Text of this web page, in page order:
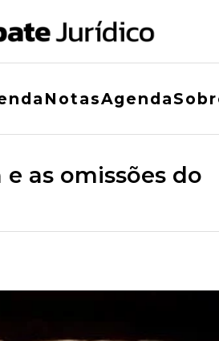
NotasAgenda
as omissões do